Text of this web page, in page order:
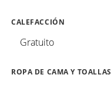
CALEFACCIÓN
Gratuito
ROPA DE CAMA Y TOALLAS